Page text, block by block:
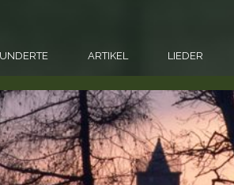
ARTIKEL LIEDER